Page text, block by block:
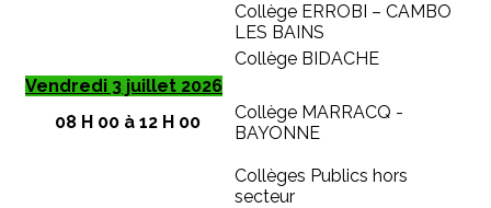
Collège ERROBI – CAMBO
LES BAINS
Collège BIDACHE
Vendredi 3 juillet 2026
08 H 00 à 12 H 00
Collège MARRACQ -
BAYONNE
Collèges Publics hors
secteur